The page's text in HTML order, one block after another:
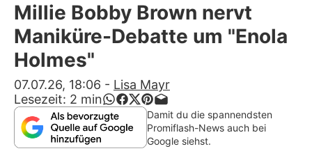
Stars
Filme & Serien
Lifestyle
Familie & Liebe
Promiflash Exklusiv
Millie Bobby Brown nervt
Maniküre-Debatte um "Enola
Holmes"
07.07.26, 18:06 - Lisa Mayr
Lesezeit: 2 min
Damit du die spannendsten
Promiflash-News auch bei
Google siehst.